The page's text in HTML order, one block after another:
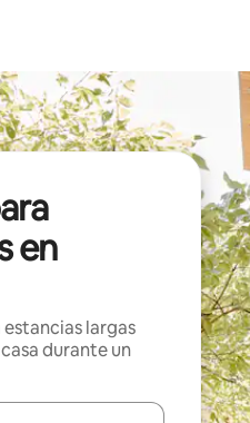
en
largas
durante un